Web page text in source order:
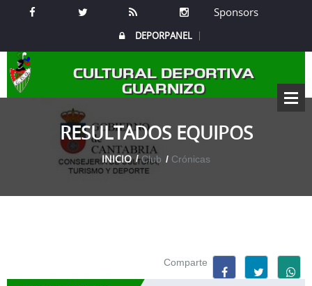
Sponsors
DEPORPANEL
CULTURAL DEPORTIVA
GUARNIZO
RESULTADOS EQUIPOS
INICIO Club Crónicas
Comparte